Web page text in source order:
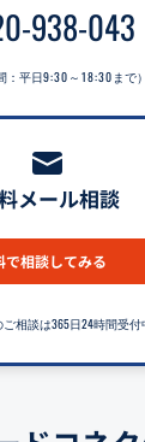
938-043
：平日9:30～18:30 まで）
メール相談
で相談してみる
ご相談は365日24時間受付